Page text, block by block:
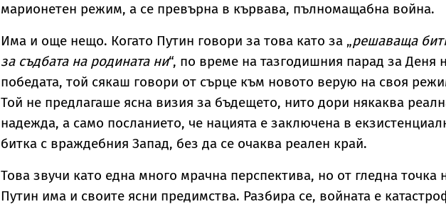
марионетен режим, а се превърна в кървава, пълномащабна война.
Има и още нещо. Когато Путин говори за това като за „решаваща
за съдбата на родината ни“, по време на тазгодишния парад за Деня
победата, той сякаш говори от сърце към новото верую на своя
Той не предлагаше ясна визия за бъдещето, нито дори някаква
надежда, а само посланието, че нацията е заключена в
битка с враждебния Запад, без да се очаква реален край.
Това звучи като една много мрачна перспектива, но от гледна точка
Путин има и своите ясни предимства. Разбира се, войната е